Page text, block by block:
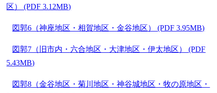
区） (PDF 3.12MB)
図郭6（神座地区・相賀地区・金谷地区） (PDF 3.95MB)
図郭7（旧市内・六合地区・大津地区・伊太地区） (PDF
5.43MB)
図郭8（金谷地区・菊川地区・神谷城地区・牧の原地区・